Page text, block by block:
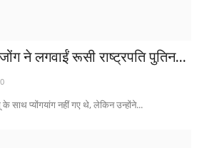
ने लगवाईं रूसी राष्ट्रपति पुतिन...
0
के साथ प्योंगयांग नहीं गए थे, लेकिन उन्होंने...